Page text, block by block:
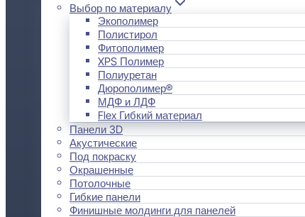
Выбор по материалу
Экополимер
Полистирол
Фитополимер
XPS Полимер
Полиуретан
Дюрополимер®
МДФ и ЛДФ
Flex Гибкий материал
Панели 3D
Акустические
Под покраску
Окрашенные
Потолочные
Гибкие панели
Финишные молдинги для панелей